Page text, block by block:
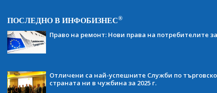
ПОСЛЕДНО В ИНФОБИЗНЕС®
Право на ремонт: Нови права на потребителите
Отличени са най-успешните Служби по
страната ни в чужбина за 2025 г.